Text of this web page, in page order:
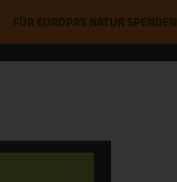
FÜR EUROPAS NATUR SPENDEN